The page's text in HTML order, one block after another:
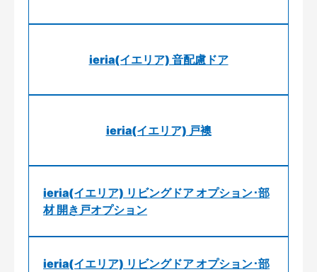
ieria(イエリア) 音配慮ドア
ieria(イエリア) 戸襖
ieria(イエリア) リビングドア オプション･部
材 開き戸オプション
ieria(イエリア) リビングドア オプション･部